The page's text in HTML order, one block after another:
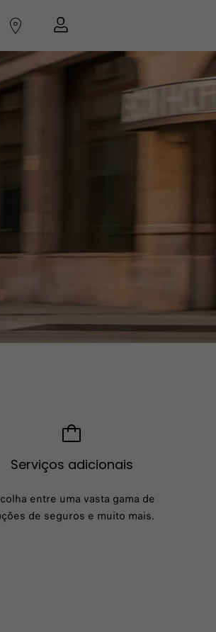
Serviços adicionais
entre uma vasta gama de
de seguros e muito mais.